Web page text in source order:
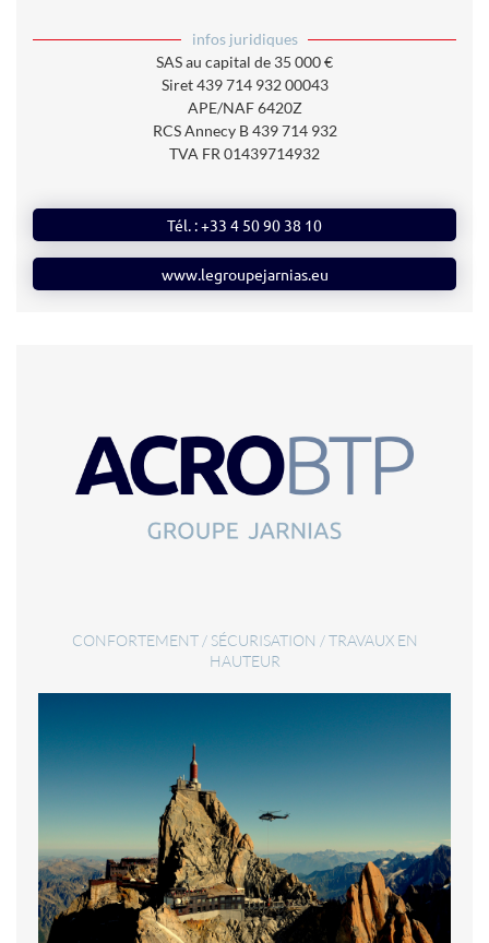
infos juridiques
SAS au capital de 35 000 €
Siret439 714 932 00043
APE/NAF 6420Z
RCS Annecy B 439 714 932
TVA FR 01439714932
Tél. : +33 4 50 90 38 10
www.legroupejarnias.eu
CONFORTEMENT / SÉCURISATION / TRAVAUX EN
HAUTEUR